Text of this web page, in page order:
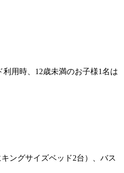
用時、12歳未満のお子様1名は
ングサイズベッド2台）、バス